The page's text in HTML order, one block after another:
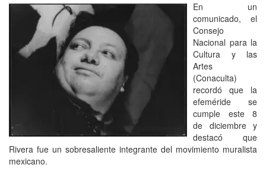
En un
comunicado, el
Consejo
Nacional para la
Cultura y las
Artes
(Conaculta)
recordó que la
efeméride se
cumple este 8
de diciembre y
destacó que
Rivera fue un sobresaliente integrante del movimiento muralista
mexicano.